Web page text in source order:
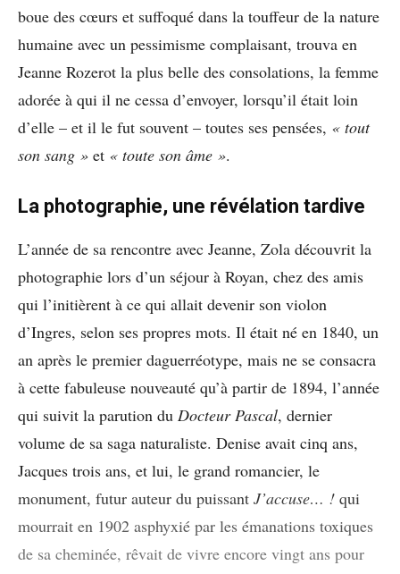
boue des cœurs et suffoqué dans la touffeur de la nature
humaine avec un pessimisme complaisant, trouva en
Jeanne Rozerot la plus belle des consolations, la femme
adorée à qui il ne cessa d’envoyer, lorsqu’il était loin
d’elle – et il le fut souvent – toutes ses pensées, « tout
son sang » et « toute son âme ».
La photographie, une révélation tardive
L’année de sa rencontre avec Jeanne, Zola découvrit la
photographie lors d’un séjour à Royan, chez des amis
qui l’initièrent à ce qui allait devenir son violon
d’Ingres, selon ses propres mots. Il était né en 1840, un
an après le premier daguerréotype, mais ne se consacra
à cette fabuleuse nouveauté qu’à partir de 1894, l’année
qui suivit la parution du Docteur Pascal, dernier
volume de sa saga naturaliste. Denise avait cinq ans,
Jacques trois ans, et lui, le grand romancier, le
monument, futur auteur du puissant J’accuse… ! qui
mourrait en 1902 asphyxié par les émanations toxiques
de sa cheminée, rêvait de vivre encore vingt ans pour